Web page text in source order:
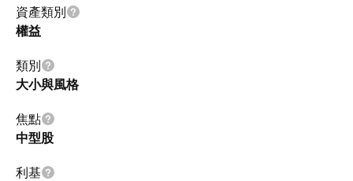
資產類別
權益
類別
大小與風格
焦點
中型股
利基